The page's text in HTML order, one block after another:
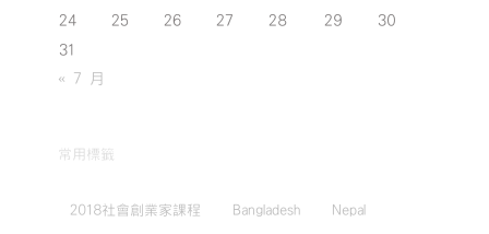
24
25 26 27 28 29
30
31
« 7 月
常用標籤
2018社會創業家課程 Bangladesh Nepal